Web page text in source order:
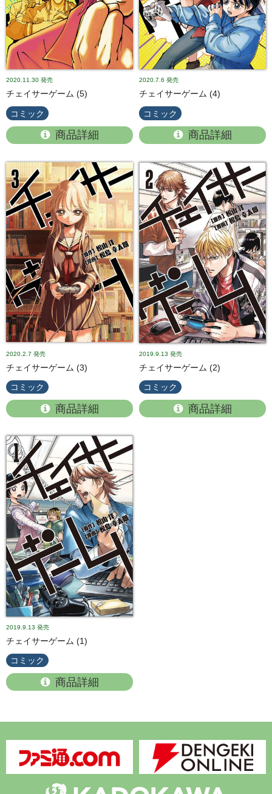
2020.11.30 発売
チェイサーゲーム (5)
コミック
商品詳細
2020.7.6 発売
チェイサーゲーム (4)
コミック
商品詳細
2020.2.7 発売
チェイサーゲーム (3)
コミック
商品詳細
2019.9.13 発売
チェイサーゲーム (2)
コミック
商品詳細
2019.9.13 発売
チェイサーゲーム (1)
コミック
商品詳細